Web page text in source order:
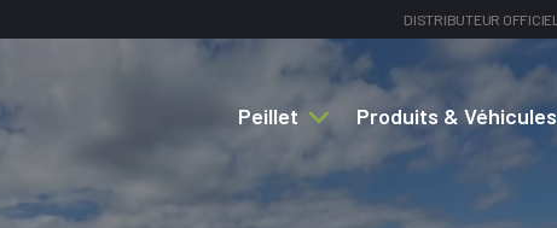
DISTRIBUTEUR OFFICIEL
Navigation
principale
Peillet Produits & Véhicules